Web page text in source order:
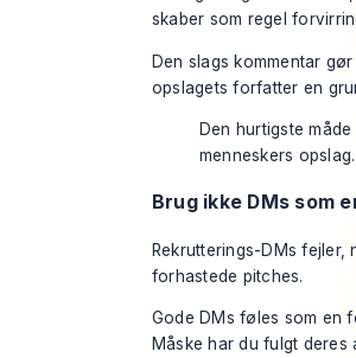
skaber som regel
Den slags kommentar
opslagets forfatter en
Den hurtigste
menneskers opslag.
Brug ikke DMs som
Rekrutterings-DMs
forhastede pitches.
Gode DMs føles som en
Måske har du fulgt